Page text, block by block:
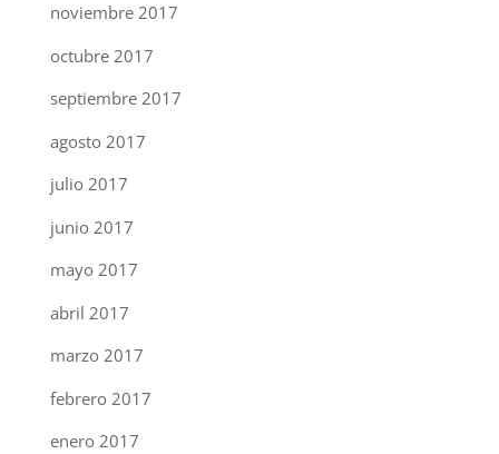
noviembre 2017
octubre 2017
septiembre 2017
agosto 2017
julio 2017
junio 2017
mayo 2017
abril 2017
marzo 2017
febrero 2017
enero 2017